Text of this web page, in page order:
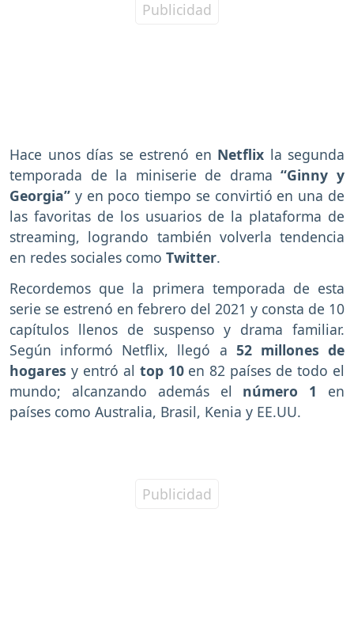
Hace unos días se estrenó en Netflix la segunda
temporada de la miniserie de drama“Ginny y
Georgia” y en poco tiempo se convirtió en una de
las favoritas de los usuarios de la plataforma de
streaming, logrando también volverla tendencia
en redes sociales como Twitter.
Recordemos que la primera temporada de esta
serie se estrenó en febrero del 2021 y consta de 10
capítulos llenos de suspenso y drama familiar.
Según informó Netflix, llegó a 52 millones de
hogares y entró al top 10en 82 países de todo el
mundo; alcanzando además el número 1 en
países como Australia, Brasil, Kenia y EE.UU.